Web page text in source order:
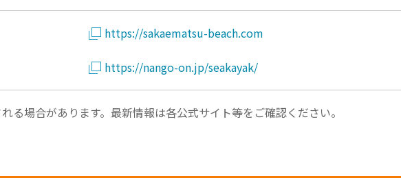
https://sakaematsu-beach.com
https://nango-on.jp/seakayak/
る場合があります。最新情報は各公式サイト等をご確認ください。